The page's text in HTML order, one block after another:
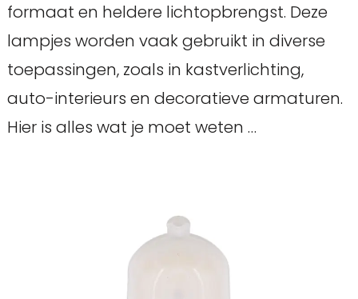
formaat en heldere lichtopbrengst. Deze
lampjes worden vaak gebruikt in diverse
toepassingen, zoals in kastverlichting,
auto-interieurs en decoratieve armaturen.
Hier is alles wat je moet weten …